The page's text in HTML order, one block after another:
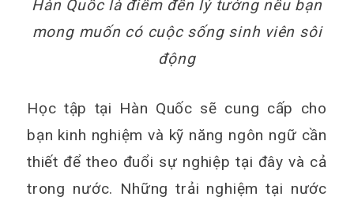
Hàn Quốc là điểm đến lý tưởng nếu bạn
mong muốn có cuộc sống sinh viên sôi
động
Học tập tại Hàn Quốc sẽ cung cấp cho
bạn kinh nghiệm và kỹ năng ngôn ngữ cần
thiết để theo đuổi sự nghiệp tại đây và cả
trong nước. Những trải nghiệm tại nước